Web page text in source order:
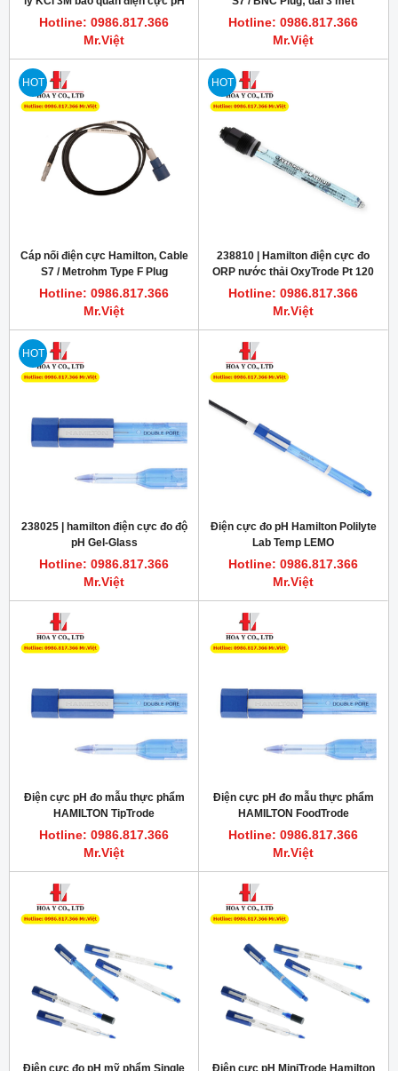
100ml
Hotline: 0986.817.366
Mr.Việt
Hotline: 0986.817.366
Mr.Việt
HOT
Cáp nối điện cực Hamilton, Cable
S7 / Metrohm Type F Plug
Hotline: 0986.817.366
Mr.Việt
HOT
238810 | Hamilton điện cực đo
ORP nước thải OxyTrode Pt 120
Hotline: 0986.817.366
Mr.Việt
HOT
238025 | hamilton điện cực đo độ
pH Gel-Glass
Hotline: 0986.817.366
Mr.Việt
Điện cực đo pH Hamilton Polilyte
Lab Temp LEMO
Hotline: 0986.817.366
Mr.Việt
Điện cực pH đo mẫu thực phẩm
HAMILTON TipTrode
Hotline: 0986.817.366
Mr.Việt
Điện cực pH đo mẫu thực phẩm
HAMILTON FoodTrode
Hotline: 0986.817.366
Mr.Việt
Điện cực đo pH mỹ phẩm Single
Điện cực pH MiniTrode Hamilton